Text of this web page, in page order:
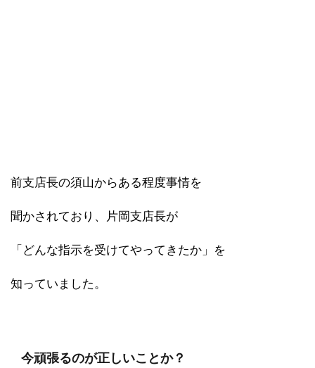
前支店長の須山からある程度事情を
聞かされており、片岡支店長が
「どんな指示を受けてやってきたか」を
知っていました。
今頑張るのが正しいことか？